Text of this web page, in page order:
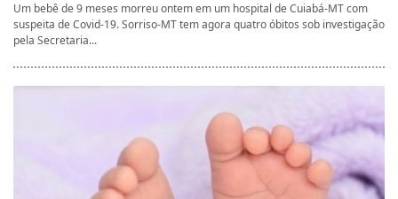
Um bebê de 9 meses morreu ontem em um hospital de Cuiabá-MT com
suspeita de Covid-19. Sorriso-MT tem agora quatro óbitos sob investigação
pela Secretaria...